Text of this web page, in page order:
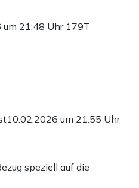
um 21:48 Uhr 179T
10.02.2026 um 21:55 Uhr
speziell auf die